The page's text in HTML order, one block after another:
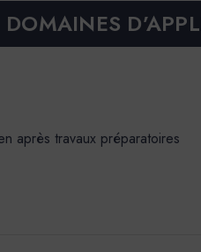
DOMAINES
après travaux préparatoires